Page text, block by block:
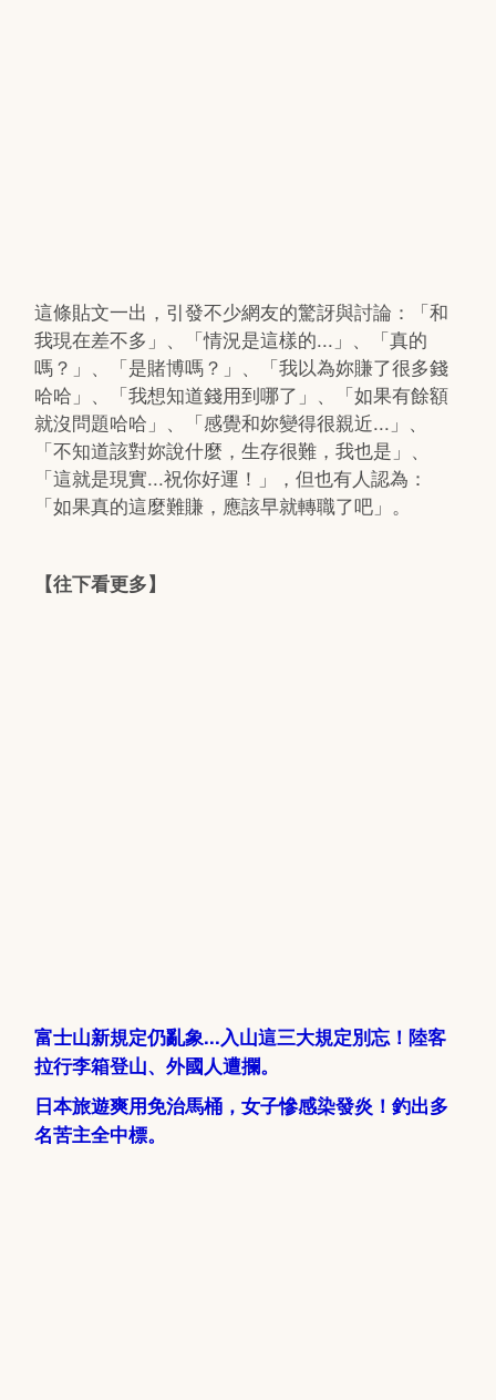
這條貼文一出，引發不少網友的驚訝與討論：「和
我現在差不多」、「情況是這樣的...」、「真的
嗎？」、「是賭博嗎？」、「我以為妳賺了很多錢
哈哈」、「我想知道錢用到哪了」、「如果有餘額
就沒問題哈哈」、「感覺和妳變得很親近...」、
「不知道該對妳說什麼，生存很難，我也是」、
「這就是現實...祝你好運！」，但也有人認為：
「如果真的這麼難賺，應該早就轉職了吧」。
【往下看更多】
富士山新規定仍亂象...入山這三大規定別忘！陸客
拉行李箱登山、外國人遭攔。
日本旅遊爽用免治馬桶，女子慘感染發炎！釣出多
名苦主全中標。